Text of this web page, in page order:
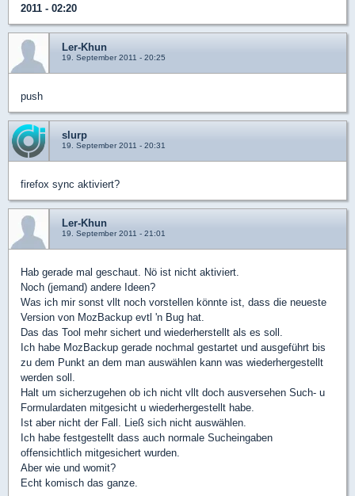
2011 - 02:20
Ler-Khun
19. September 2011 - 20:25
push
slurp
19. September 2011 - 20:31
firefox sync aktiviert?
Ler-Khun
19. September 2011 - 21:01
Hab gerade mal geschaut. Nö ist nicht aktiviert.
Noch (jemand) andere Ideen?
Was ich mir sonst vllt noch vorstellen könnte ist, dass die neueste
Version von MozBackup evtl 'n Bug hat.
Das das Tool mehr sichert und wiederherstellt als es soll.
Ich habe MozBackup gerade nochmal gestartet und ausgeführt bis
zu dem Punkt an dem man auswählen kann was wiederhergestellt
werden soll.
Halt um sicherzugehen ob ich nicht vllt doch ausversehen Such- u
Formulardaten mitgesicht u wiederhergestellt habe.
Ist aber nicht der Fall. Ließ sich nicht auswählen.
Ich habe festgestellt dass auch normale Sucheingaben
offensichtlich mitgesichert wurden.
Aber wie und womit?
Echt komisch das ganze.